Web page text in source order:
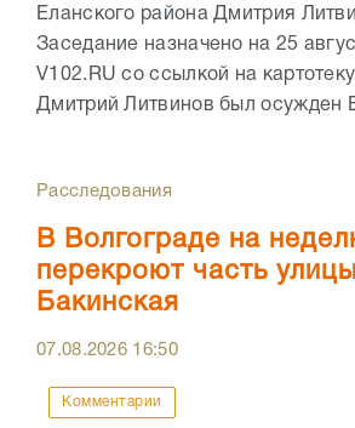
Еланского района Дмитрия
Заседание назначено на 25
V102.RU со ссылкой на
Дмитрий Литвинов был осужден
Расследования
В Волгограде на
перекроют часть улицы
Бакинская
07.08.2026 16:50
Комментарии